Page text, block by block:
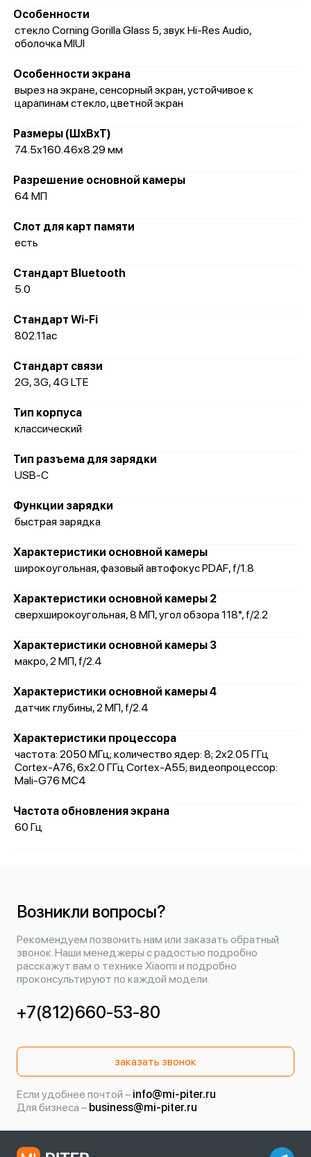
Особенности
стекло Corning Gorilla Glass 5, звук Hi-Res Audio,
оболочка MIUI
Особенности экрана
вырез на экране, сенсорный экран, устойчивое к
царапинам стекло, цветной экран
Размеры (ШxВxТ)
74.5x160.46x8.29 мм
Разрешение основной камеры
64 МП
Слот для карт памяти
есть
Стандарт Bluetooth
5.0
Стандарт Wi-Fi
802.11ac
Стандарт связи
2G, 3G, 4G LTE
Тип корпуса
классический
Тип разъема для зарядки
USB-C
Функции зарядки
быстрая зарядка
Характеристики основной камеры
широкоугольная, фазовый автофокус PDAF, f/1.8
Характеристики основной камеры 2
сверхширокоугольная, 8 МП, угол обзора 118°, f/2.2
Характеристики основной камеры 3
макро, 2 МП, f/2.4
Характеристики основной камеры 4
датчик глубины, 2 МП, f/2.4
Характеристики процессора
частота: 2050 МГц; количество ядер: 8; 2x2.05 ГГц
Cortex-A76, 6x2.0 ГГц Cortex-A55; видеопроцессор:
Mali-G76 MC4
Частота обновления экрана
60 Гц
Возникли вопросы?
Рекомендуем позвонить нам или заказать обратный
звонок. Наши менеджеры с радостью подробно
расскажут вам о технике Xiaomi и подробно
проконсультируют по каждой модели.
+7(812)660-53-80
заказать звонок
Если удобнее почтой – info@mi-piter.ru
Для бизнеса – business@mi-piter.ru